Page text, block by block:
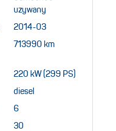
uzywany
2014-03
713990 km
220 kW (299 PS)
diesel
6
30